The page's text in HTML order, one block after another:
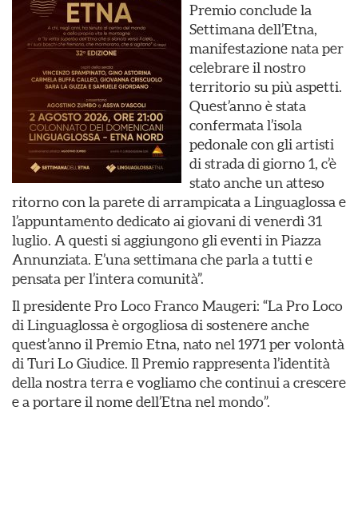
Premio conclude la
Settimana dell’Etna,
manifestazione nata per
celebrare il nostro
territorio su più aspetti.
Quest’anno è stata
confermata l’isola
pedonale con gli artisti
di strada di giorno 1, c’è
stato anche un atteso
ritorno con la parete di arrampicata a Linguaglossa e
l’appuntamento dedicato ai giovani di venerdì 31
luglio. A questi si aggiungono gli eventi in Piazza
Annunziata. E’una settimana che parla a tutti e
pensata per l’intera comunità”.
Il presidente Pro Loco Franco Maugeri: “La Pro Loco
di Linguaglossa è orgogliosa di sostenere anche
quest’anno il Premio Etna, nato nel 1971 per volontà
di Turi Lo Giudice. Il Premio rappresenta l’identità
della nostra terra e vogliamo che continui a crescere
e a portare il nome dell’Etna nel mondo”.